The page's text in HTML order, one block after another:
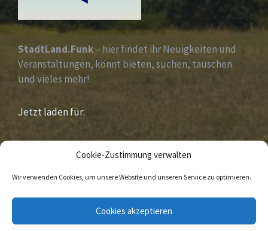
Cookie-Zustimmung verwalten
Wir verwenden Cookies, um unsere Website und unseren Service zu optimieren.
Cookies akzeptieren
StadtLand.Funk– hier findet ihr Neuigkeiten und
Veranstaltungen, könnt bieten, suchen, tauschen
und vieles mehr!
Jetzt laden für:
iOS &Android